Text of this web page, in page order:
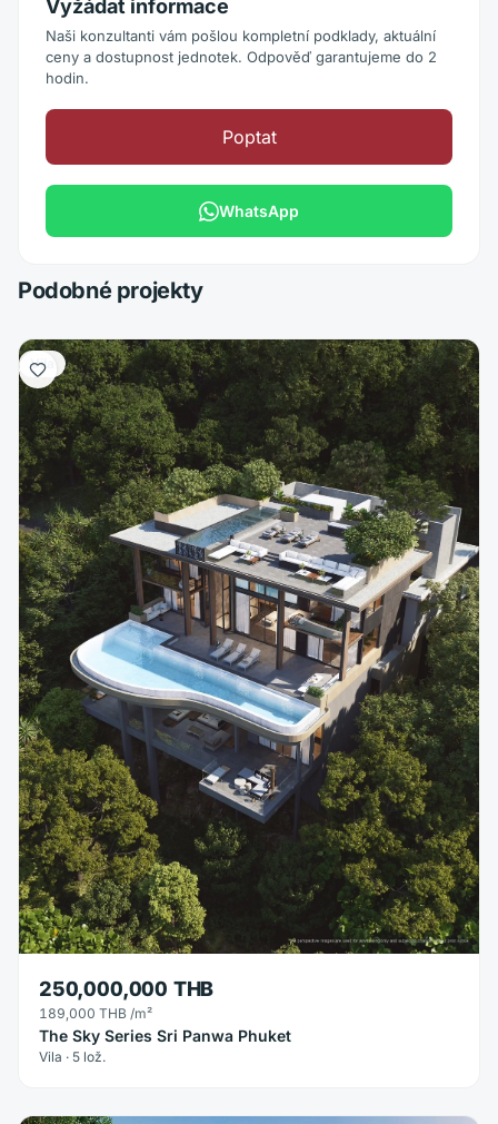
Vyžádat informace
Naši konzultanti vám pošlou kompletní podklady, aktuální
ceny a dostupnost jednotek. Odpověď garantujeme do 2
hodin.
Poptat
WhatsApp
Podobné projekty
Vila
250,000,000 THB
189,000 THB /m²
The Sky Series Sri Panwa Phuket
Vila · 5 lož.